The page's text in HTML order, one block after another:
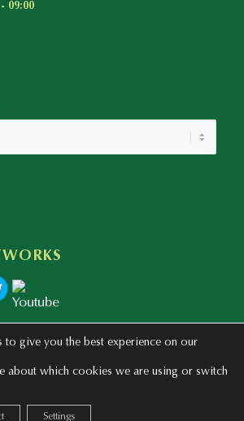
09:00
Bilingüe Atalaya. Webmaster: mentaliza.com
to give you the best experience on our
about which cookies we are using or switch
Settings